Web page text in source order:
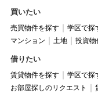
買いたい
売買物件を探す 学区で探
マンション
土地 投資物
借りたい
賃貸物件を探す 学区で探
お部屋探しのリクエスト